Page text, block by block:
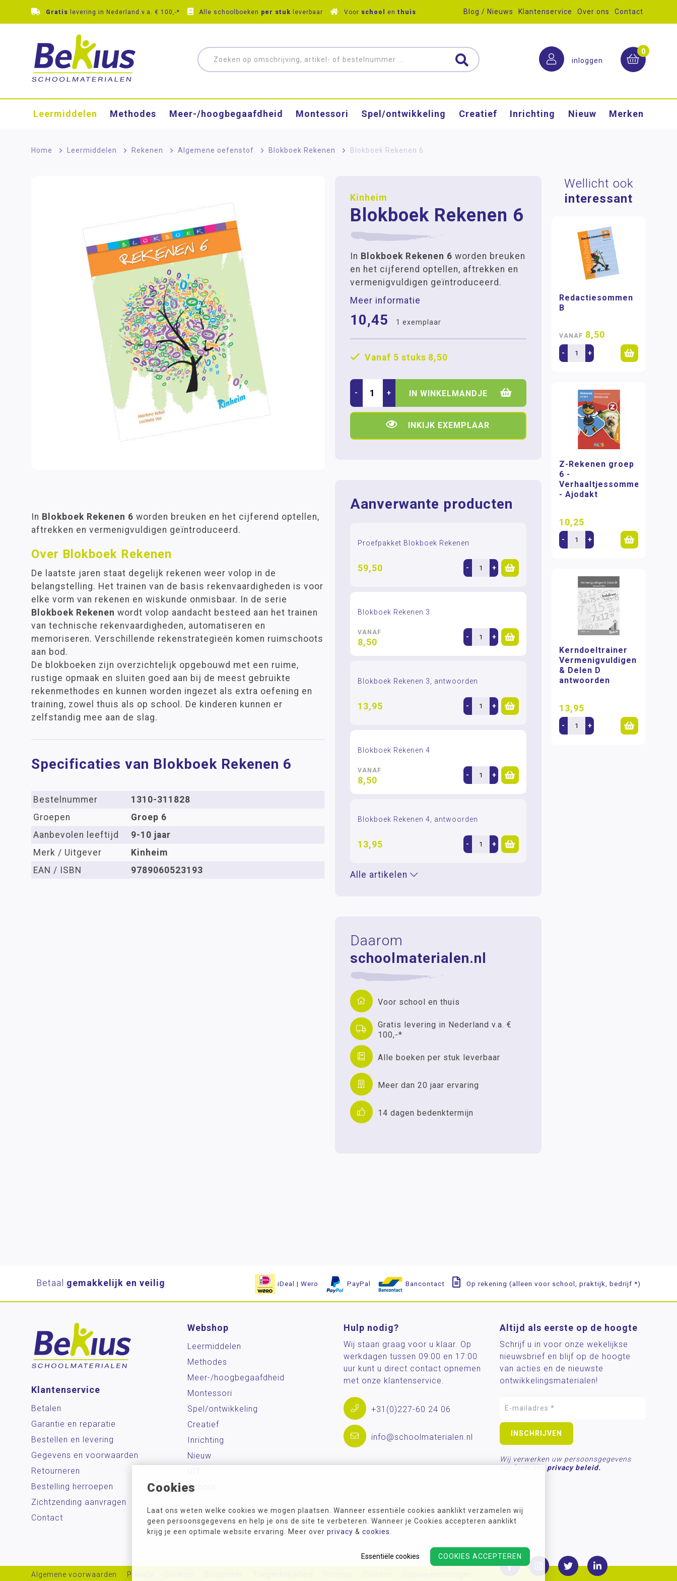
Cookies
Laat ons weten welke cookies we mogen plaatsen. Wanneer essentiële cookies aanklikt verzamelen wij
geen persoonsgegevens en help je ons de site te verbeteren. Wanneer je Cookies accepteren aanklikt
krijg je een optimale website ervaring. Meer over privacy & cookies
COOKIES ACCEPTEREN
Essentiële cookies
Gratis levering in Nederland v.a. € 100,-* Alle schoolboeken per stuk leverbaar Voor school en thuis Blog / Nieuws Klantenservice Over ons Contact
inloggen
0
Leermiddelen Methodes Meer-/hoog­begaafdheid Montessori Spel/ontwikkeling Creatief Inrichting Nieuw Merken
Home > Leermiddelen > Rekenen > Algemene oefenstof > Blokboek Rekenen > Blokboek Rekenen 6
Kinheim
Blokboek Rekenen 6
In Blokboek Rekenen 6 worden breuken
en het cijferend optellen, aftrekken en
vermenigvuldigen geïntroduceerd.
Meer informatie
10,45 1 exemplaar
Vanaf 5 stuks 8,50
- + IN WINKELMANDJE
INKIJK EXEMPLAAR
Aanverwante producten
Proefpakket Blokboek Rekenen
59,50 - +
Blokboek Rekenen 3
VANAF
8,50 - +
Blokboek Rekenen 3, antwoorden
13,95 - +
Blokboek Rekenen 4
VANAF
8,50 - +
Blokboek Rekenen 4, antwoorden
13,95 - +
Alle artikelen
Daarom
schoolmaterialen.nl
Voor school en thuis
Gratis levering in Nederland v.a. €
100,-*
Alle boeken per stuk leverbaar
Meer dan 20 jaar ervaring
14 dagen bedenktermijn
In Blokboek Rekenen 6 worden breuken en het cijferend optellen,
aftrekken en vermenigvuldigen geïntroduceerd.
Over Blokboek Rekenen
De laatste jaren staat degelijk rekenen weer volop in de
belangstelling. Het trainen van de basis rekenvaardigheden is voor
elke vorm van rekenen en wiskunde onmisbaar. In de serie
Blokboek Rekenen wordt volop aandacht besteed aan het trainen
van technische rekenvaardigheden, automatiseren en
memoriseren. Verschillende rekenstrategieën komen ruimschoots
aan bod.
De blokboeken zijn overzichtelijk opgebouwd met een ruime,
rustige opmaak en sluiten goed aan bij de meest gebruikte
rekenmethodes en kunnen worden ingezet als extra oefening en
training, zowel thuis als op school. De kinderen kunnen er
zelfstandig mee aan de slag.
Specificaties van Blokboek Rekenen 6
Bestelnummer
1310-311828
Groepen
Groep 6
Aanbevolen leeftijd
9-10 jaar
Merk / Uitgever
Kinheim
EAN / ISBN
9789060523193
Wellicht ook
interessant
Redactiesommen
B
VANAF 8,50
- +
Z-Rekenen groep
6 -
Verhaaltjessommen
- Ajodakt
10,25
- +
Kerndoeltrainer
Vermenigvuldigen
& Delen D
antwoorden
13,95
- +
Betaal gemakkelijk en veilig iDeal | Wero PayPal Bancontact Op rekening (alleen voor school, praktijk, bedrijf *)
Klantenservice
Betalen
Garantie en reparatie
Bestellen en levering
Gegevens en voorwaarden
Retourneren
Bestelling herroepen
Zichtzending aanvragen
Contact
Webshop
Leermiddelen
Methodes
Meer-/hoog­begaafdheid
Montessori
Spel/ontwikkeling
Creatief
Inrichting
Nieuw
School
Hulp nodig?
Wij staan graag voor u klaar. Op
werkdagen tussen 09:00 en 17:00
uur kunt u direct contact opnemen
met onze klantenservice.
+31(0)227-60 24 06
info@schoolmaterialen.nl
Altijd als eerste op de hoogte
Schrijf u in voor onze wekelijkse
nieuwsbrief en blijf op de hoogte
van acties en de nieuwste
ontwikkelingsmaterialen!
Wij verwerken uw persoonsgegevens
conform ons privacy beleid.
Algemene voorwaarden Privacy